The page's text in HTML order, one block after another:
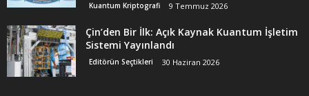
Kuantum Kriptografi 9 Temmuz 2026
Çin’den Bir İlk: Açık Kaynak Kuantum İşletim
Sistemi Yayınlandı
Editörün Seçtikleri 30 Haziran 2026